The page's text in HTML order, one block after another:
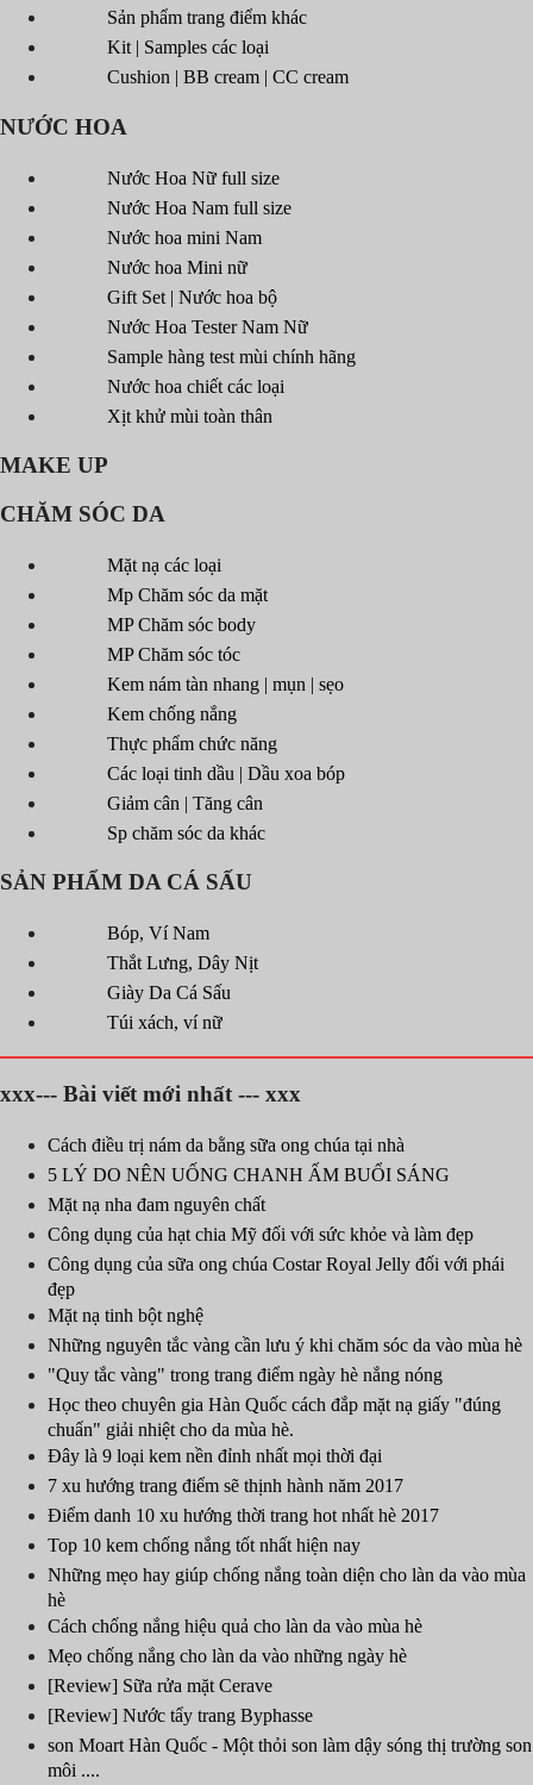
Sản phẩm trang điểm khác
Kit | Samples các loại
Cushion | BB cream | CC cream
NƯỚC HOA
Nước Hoa Nữ full size
Nước Hoa Nam full size
Nước hoa mini Nam
Nước hoa Mini nữ
Gift Set | Nước hoa bộ
Nước Hoa Tester Nam Nữ
Sample hàng test mùi chính hãng
Nước hoa chiết các loại
Xịt khử mùi toàn thân
MAKE UP
CHĂM SÓC DA
Mặt nạ các loại
Mp Chăm sóc da mặt
MP Chăm sóc body
MP Chăm sóc tóc
Kem nám tàn nhang | mụn | sẹo
Kem chống nắng
Thực phẩm chức năng
Các loại tinh dầu | Dầu xoa bóp
Giảm cân | Tăng cân
Sp chăm sóc da khác
SẢN PHẨM DA CÁ SẤU
Bóp, Ví Nam
Thắt Lưng, Dây Nịt
Giày Da Cá Sấu
Túi xách, ví nữ
xxx--- Bài viết mới nhất --- xxx
Cách điều trị nám da bằng sữa ong chúa tại nhà
5 LÝ DO NÊN UỐNG CHANH ẤM BUỔI SÁNG
Mặt nạ nha đam nguyên chất
Công dụng của hạt chia Mỹ đối với sức khỏe và làm đẹp
Công dụng của sữa ong chúa Costar Royal Jelly đối với phái
đẹp
Mặt nạ tinh bột nghệ
Những nguyên tắc vàng cần lưu ý khi chăm sóc da vào mùa hè
"Quy tắc vàng" trong trang điểm ngày hè nắng nóng
Học theo chuyên gia Hàn Quốc cách đắp mặt nạ giấy "đúng
chuẩn" giải nhiệt cho da mùa hè.
Đây là 9 loại kem nền đỉnh nhất mọi thời đại
7 xu hướng trang điểm sẽ thịnh hành năm 2017
Điểm danh 10 xu hướng thời trang hot nhất hè 2017
Top 10 kem chống nắng tốt nhất hiện nay
Những mẹo hay giúp chống nắng toàn diện cho làn da vào mùa
hè
Cách chống nắng hiệu quả cho làn da vào mùa hè
Mẹo chống nắng cho làn da vào những ngày hè
[Review] Sữa rửa mặt Cerave
[Review] Nước tẩy trang Byphasse
son Moart Hàn Quốc - Một thỏi son làm dậy sóng thị trường son
môi ....